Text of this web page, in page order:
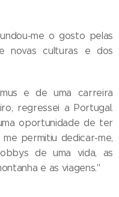
me o gosto pelas
novas culturas e dos
e de uma carreira
regressei a Portugal.
oportunidade de ter
permitiu dedicar-me,
de uma vida, as
e as viagens."